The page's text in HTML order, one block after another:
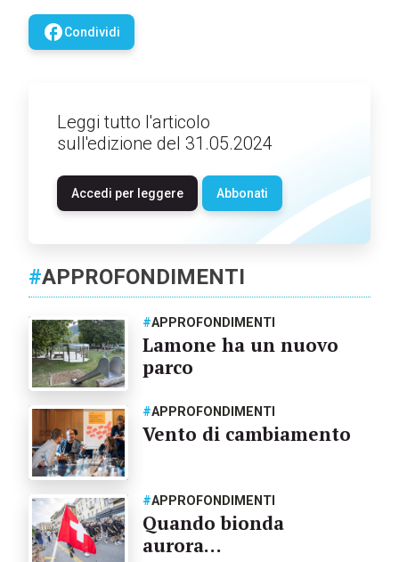
facebookCondividi
Leggi tutto l'articolo
sull'edizione del 31.05.2024
Accedi per leggere Abbonati
#APPROFONDIMENTI
#APPROFONDIMENTI
Lamone ha un nuovo
parco
#APPROFONDIMENTI
Vento di cambiamento
#APPROFONDIMENTI
Quando bionda
aurora…